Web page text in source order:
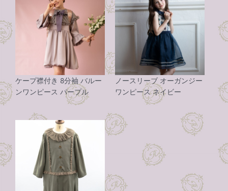
ケープ襟付き 8分袖 バルー
ンワンピース パープル
ノースリーブ オーガンジー
ワンピース ネイビー